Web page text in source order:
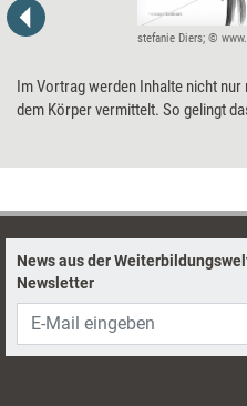
stefanie Diers; ©
Im Vortrag werden Inhalte nicht
dem Körper vermittelt. So gelingt
News aus der
Newsletter